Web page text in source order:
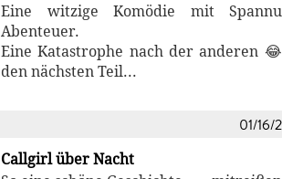
Eine witzige Komödie mit
Abenteuer.
Eine Katastrophe nach der anderen
den nächsten Teil...
01/16/
Callgirl über Nacht